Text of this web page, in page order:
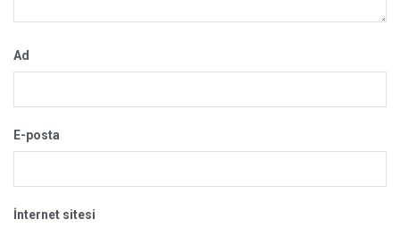
Ad
E-posta
İnternet sitesi